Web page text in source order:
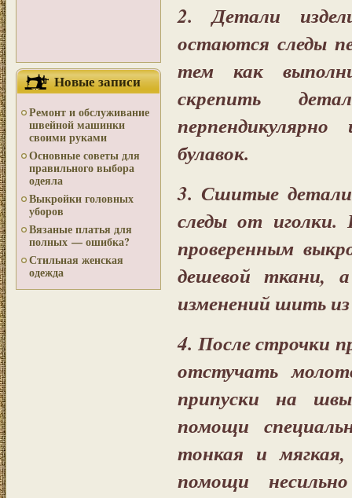
Новые записи
Ремонт и обслуживание
швейной машинки
своими руками
Основные советы для
правильного выбора
одеяла
Выкройки головных
уборов
Вязаные платья для
полных — ошибка?
Стильная женская
одежда
2. Детали
остаются следы
тем как
скрепить
булавок.
3. Сшитые
следы от
проверенным
дешевой ткани,
изменений шить
4. После строчки
отстучать
припуски на
помощи
тонкая и
помощи